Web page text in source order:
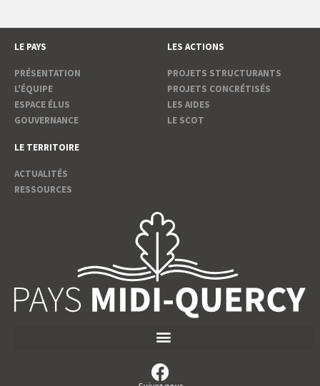
LE PAYS
PRÉSENTATION
L'ÉQUIPE
ESPACE ÉLUS
GOUVERNANCE
LES ACTIONS
PROJETS STRUCTURANTS
PROJETS CONCRÉTISÉS
LES AIDES
LE SCOT
LE TERRITOIRE
ACTUALITÉS
RESSOURCES